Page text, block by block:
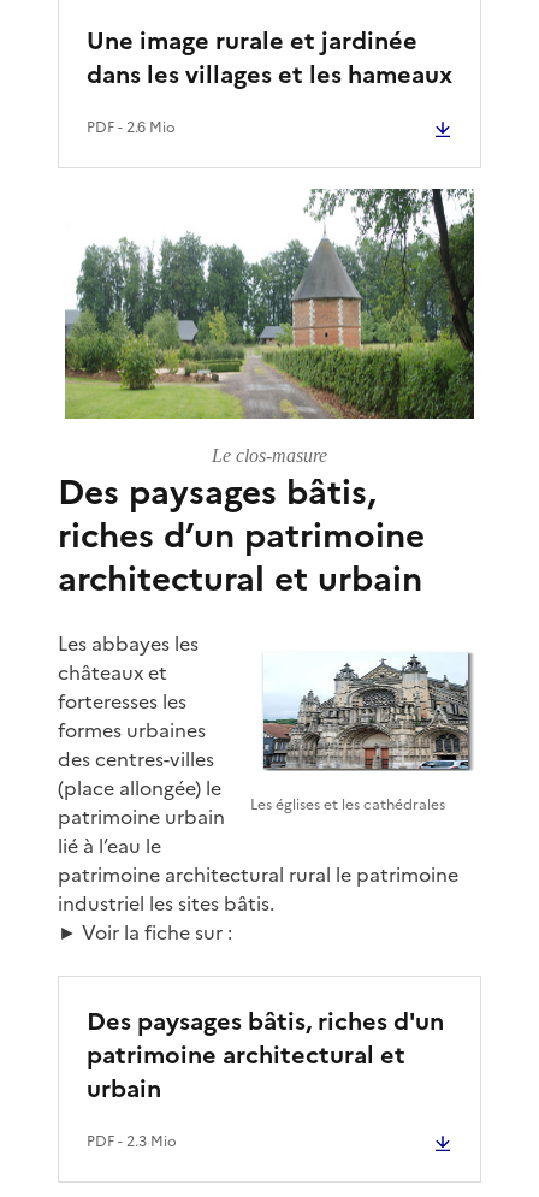
Une image rurale et jardinée
dans les villages et les hameaux
PDF- 2.6 Mio
Le clos-masure
Des paysages bâtis,
riches d’un patrimoine
architectural et urbain
Les églises et les cathédrales
Les abbayes les
châteaux et
forteresses les
formes urbaines
des centres-villes
(place allongée) le
patrimoine urbain
lié à l’eau le
patrimoine architectural rural le patrimoine
industriel les sites bâtis.
► Voir la fiche sur :
Des paysages bâtis, riches d'un
patrimoine architectural et
urbain
PDF- 2.3 Mio